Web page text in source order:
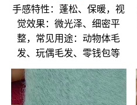
手感特性：蓬松、保暖，视
觉效果：微光泽、细密平
整，常见用途：动物体毛
发、玩偶毛发、零钱包等